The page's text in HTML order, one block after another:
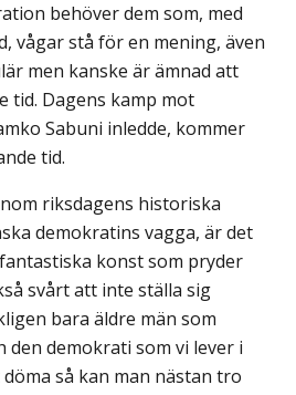
behöver dem som, med
vågar stå för en mening, även
men kanske är ämnad att
tid. Dagens kamp mot
Sabuni inledde, kommer
tid.
riksdagens historiska
demokratins vagga, är det
konst som pryder
svårt att inte ställa sig
bara äldre män som
den demokrati som vi lever i
så kan man nästan tro